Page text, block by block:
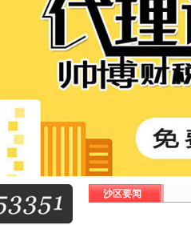
沙区要闻